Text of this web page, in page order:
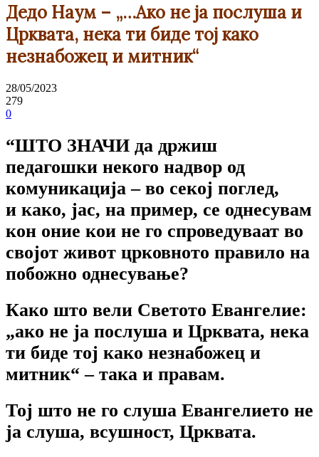
Дедо Наум – „…Ако не ја послуша и
Црквата, нека ти биде тој како
незнабожец и митник“
28/05/2023
279
0
“ШТО ЗНАЧИ да држиш
педагошки некого надвор од
комуникација – во секој поглед,
и како, јас, на пример, се однесувам
кон оние кои не го спроведуваат во
својот живот црковното правило на
побожно однесување?
Како што вели Светото Евангелие:
„ако не ја послуша и Црквата, нека
ти биде тој како незнабожец и
митник“ – така и правам.
Тој што не го слуша Евангелието не
ја слуша, всушност, Црквата.